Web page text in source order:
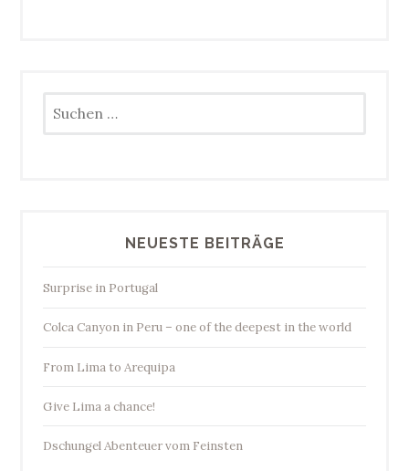
nach:
NEUESTE BEITRÄGE
Surprise in Portugal
Colca Canyon in Peru – one of the deepest in the world
From Lima to Arequipa
Give Lima a chance!
Dschungel Abenteuer vom Feinsten